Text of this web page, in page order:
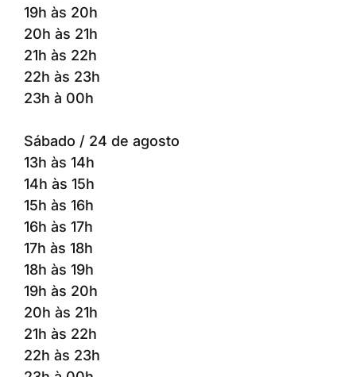
19h às 20h
20h às 21h
21h às 22h
22h às 23h
23h à 00h
Sábado / 24 de agosto
13h às 14h
14h às 15h
15h às 16h
16h às 17h
17h às 18h
18h às 19h
19h às 20h
20h às 21h
21h às 22h
22h às 23h